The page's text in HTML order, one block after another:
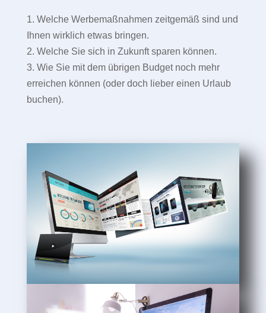
1. Welche Werbemaßnahmen zeitgemäß sind und
Ihnen wirklich etwas bringen.
2. Welche Sie sich in Zukunft sparen können.
3. Wie Sie mit dem übrigen Budget noch mehr
erreichen können (oder doch lieber einen Urlaub
buchen).